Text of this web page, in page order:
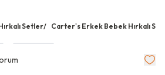
Setler/ Carter's Erkek Bebek Hırkalı